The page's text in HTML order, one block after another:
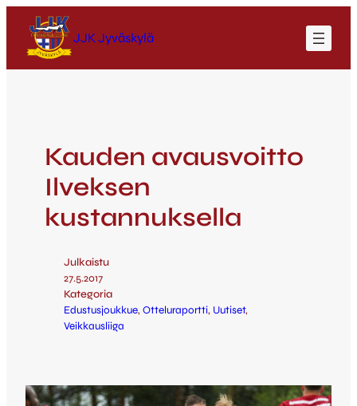
JJK Jyväskylä
Kauden avausvoitto
Ilveksen
kustannuksella
Julkaistu
27.5.2017
Kategoria
Edustusjoukkue, Otteluraportti, Uutiset
Veikkausliiga